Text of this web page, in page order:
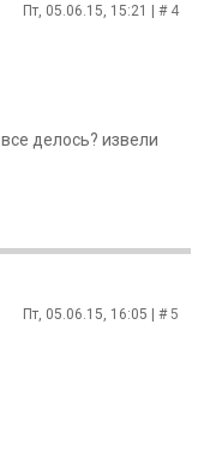
Пт, 05.06.15, 15:21 | # 4
делось? извели
Пт, 05.06.15, 16:05 | #5